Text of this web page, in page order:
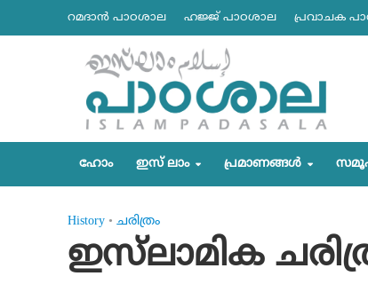
റമദാന്‍ പാഠശാല ഹജ്ജ് പാഠശാല പ്രവാചക
ഹോം ഇസ് ലാം പ്രമാണങ്ങള്‍
History • ചരിത്രം
ഇസ്‌ലാമിക